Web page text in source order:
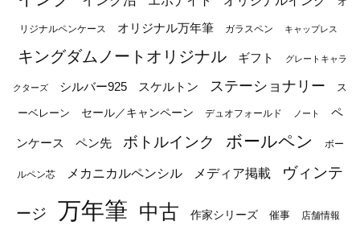
リジナルペンケース オリジナル万年筆 ガラスペン キャップレス
キングダムノートオリジナル ギフト グレートキャラ
クターズ シルバー925 スケルトン ステーショナリー ス
ーベレーン セール／キャンペーン デュオフォールド ノート ペ
ンケース ペン先 ボトルインク ボールペン ボー
ルペン芯 メカニカルペンシル メディア掲載 ヴィンテ
ージ 万年筆 中古 作家シリーズ 催事 店舗情報